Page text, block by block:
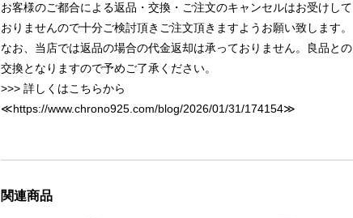
お客様のご都合による返品・交換・ご注文のキャンセルはお受けして
おりませんので十分ご検討頂きご注文頂きますようお願い致します。
なお、当店では返品の場合の代金返却は承っておりません。良品との
交換となりますので予めご了承ください。
>>> 詳しくはこちらから
≪https://www.chrono925.com/blog/2026/01/31/174154≫
関連商品